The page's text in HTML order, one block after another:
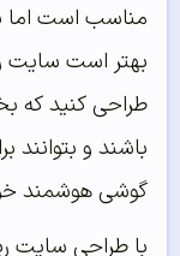
مناسب است اما
بهتر است سایت
طراحی کنید که
باشند و
گوشی هوشمند
با طراحی سایت